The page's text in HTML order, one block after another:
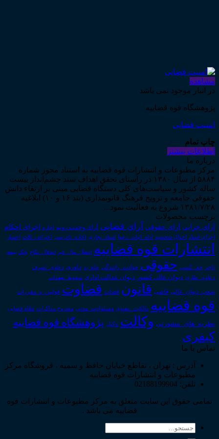
مشاهده
در انبار موجود نمی باشد
پژوهشگاه قوه قضاییه
امنیت قضایی
چاپ تمام
اطلاعات بیشتر
درباره ما
مرکز مطبوعات و انتشارات قوه قضاییه به استناد مجوز شماره
۵۸۸۴ از سال ۱۳۸۰ در راستای تحقق اهداف سند چشم‌انداز بیست
ساله کشور و سیاست‌های کلی دستگاه قضایی مبنی بر ارتقاء دانش
حقوقی جامعه و ترویج فرهنگ قانونمداری (بند ۱۶ و ۱۰) ابلاغیه
۱۳۸۱/۷/۲۸ شروع به فعالیت نمود...
برچسب محصولات
آرای جزایی آرای حقوقی آرای قضایی آرای وحدت رویه اجاره اجرای احکام
اجرای اسناد احوال شخصیه ادله_اثبات_دعوا اسناد_تجاری اعاده_دادرسی اعتراض_ثالث اعسار
انتشارات قوه قضاییه انتقال_مال_غیر انحلال_نکاح بانک بیمه
تاجر حق_کسب حقوقی حوادث_رانندگی خلع_ید داوری دعاوی_تصرف
دعاوی_طاری دیوان عالی کشور دیوان عدالت اداری سقوط_تعهدات
شعب_دیوان_عالی قاضی قانون قضات قضاوت قوانین_و_مقررات
قوه قضاییه مالکیت_معنوی مسئولیت_مدنی مشروح مذاکرات نظام قضایی
نظریه_های_مشورتی وکالت وکیل پژوهشگاه قوه قضاییه
کیفری
تماس با ما
آدرس : تهران ، تقاطع خیابان حافظ و سمیه ، فروشگاه مرکز
مطبوعات و انتشارات قوه قضاییه
تلفن: 02188199904
تمامی حقوق این سایت متعلق به مرکز مطبوعات و انتشارات قوه
قضاییه می باشد .
جستجو